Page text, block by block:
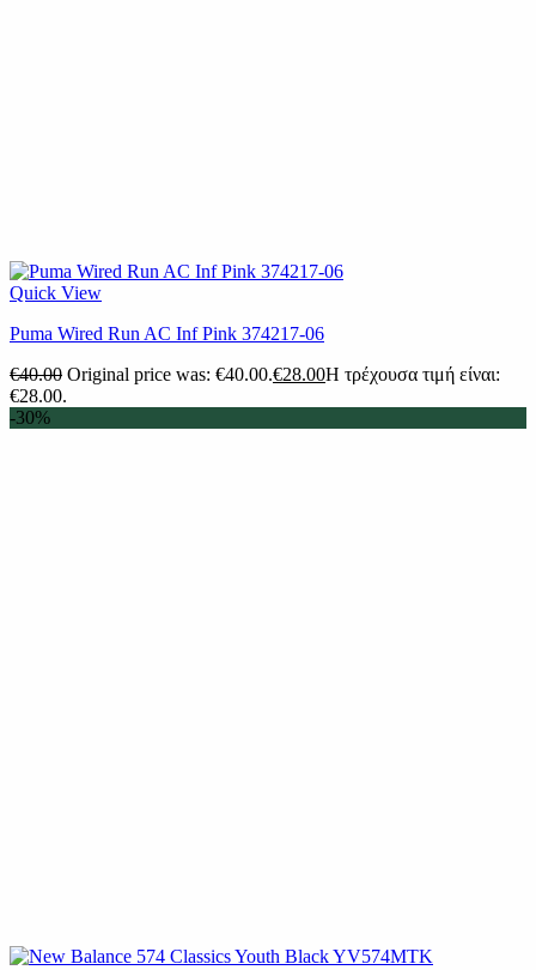
Quick View
Puma Wired Run AC Inf Pink 374217-06
€40.00 Original price was: €40.00.€28.00Η τρέχουσα τιμή είναι:
€28.00.
-30%